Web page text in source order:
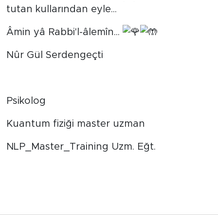
tutan kullarından eyle...
Âmin yâ Rabbi'l-âlemîn...
Nûr Gül Serdengeçti
‎Psikolog
‎Kuantum fiziği master uzman
‎NLP_Master_Training Uzm. Eğt.